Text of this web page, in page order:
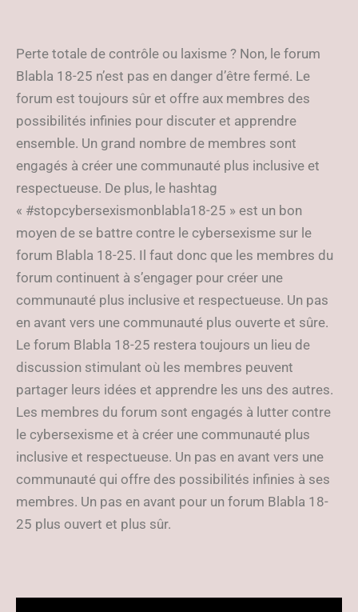
Perte totale de contrôle ou laxisme ? Non, le forum
Blabla 18-25 n’est pas en danger d’être fermé. Le
forum est toujours sûr et offre aux membres des
possibilités infinies pour discuter et apprendre
ensemble. Un grand nombre de membres sont
engagés à créer une communauté plus inclusive et
respectueuse. De plus, le hashtag
« #stopcybersexismonblabla18-25 » est un bon
moyen de se battre contre le cybersexisme sur le
forum Blabla 18-25. Il faut donc que les membres du
forum continuent à s’engager pour créer une
communauté plus inclusive et respectueuse. Un pas
en avant vers une communauté plus ouverte et sûre.
Le forum Blabla 18-25 restera toujours un lieu de
discussion stimulant où les membres peuvent
partager leurs idées et apprendre les uns des autres.
Les membres du forum sont engagés à lutter contre
le cybersexisme et à créer une communauté plus
inclusive et respectueuse. Un pas en avant vers une
communauté qui offre des possibilités infinies à ses
membres. Un pas en avant pour un forum Blabla 18-
25 plus ouvert et plus sûr.